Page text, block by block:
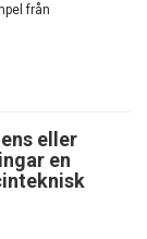
från
eller
en